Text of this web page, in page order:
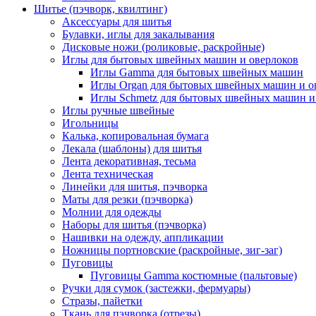
Шитье (пэчворк, квилтинг)
Аксессуары для шитья
Булавки, иглы для закалывания
Дисковые ножи (роликовые, раскройные)
Иглы для бытовых швейных машин и оверлоков
Иглы Gamma для бытовых швейных машин
Иглы Organ для бытовых швейных машин и
Иглы Schmetz для бытовых швейных машин и
Иглы ручные швейные
Игольницы
Калька, копировальная бумага
Лекала (шаблоны) для шитья
Лента декоративная, тесьма
Лента техническая
Линейки для шитья, пэчворка
Маты для резки (пэчворка)
Молнии для одежды
Наборы для шитья (пэчворка)
Нашивки на одежду, аппликации
Ножницы портновские (раскройные, зиг-заг)
Пуговицы
Пуговицы Gamma костюмные (пальтовые)
Ручки для сумок (застежки, фермуары)
Стразы, пайетки
Ткань для пэчворка (отрезы)